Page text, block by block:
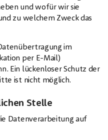
und wofür wir sie
zu welchem Zweck das
im
per E-Mail)
Ein lückenloser Schutz der
ist nicht möglich.
Stelle
Datenverarbeitung auf